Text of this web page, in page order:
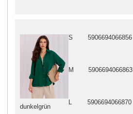
dunkelgrün
S 5906694066856
M 5906694066863
L 5906694066870